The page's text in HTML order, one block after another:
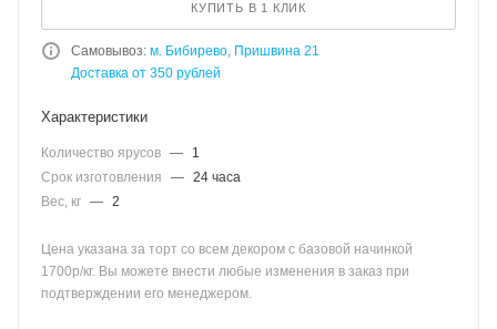
КУПИТЬ В 1 КЛИК
Самовывоз: м. Бибирево, Пришвина 21
Доставка от 350 рублей
Характеристики
Количество ярусов —
1
Срок изготовления
— 24 часа
Вес, кг — 2
Цена указана за торт со всем декором с базовой начинкой
1700р/кг. Вы можете внести любые изменения в заказ при
подтверждении его менеджером.